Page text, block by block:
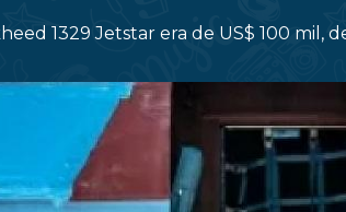
1329 Jetstar era de US$ 100 mil,